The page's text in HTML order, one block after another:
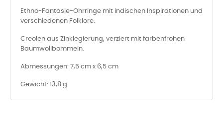
Ethno-Fantasie-Ohrringe mit indischen Inspirationen und
verschiedenen Folklore.
Creolen aus Zinklegierung, verziert mit farbenfrohen
Baumwollbommeln.
Abmessungen: 7,5 cm x 6,5 cm
Gewicht: 13,8 g